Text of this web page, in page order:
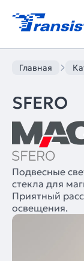
Главная
SFERO
Подвесные
стекла для
Приятный
освещения.